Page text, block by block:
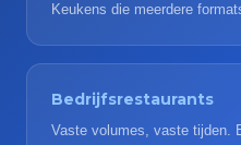
Keukens die meerdere
Bedrijfsrestaurants
Vaste volumes, vaste tijden.